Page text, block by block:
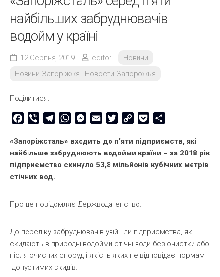
найбільших забруднювачів
водойм у країні
12 Серпня, 2019 editor
Новини
Новини Запоріжжя | Новости Запорожья
Поділитися:
Facebook
Viber TelegramWhatsAppMessenger
Email TwitterCopy
Pocket
«Запоріжсталь» входить до п’яти підприємств, які
найбільше забруднюють водойми країни – за 2018 рік
підприємство скинуло 53,8 мільйонів кубічних метрів
стічних вод.
Про це повідомляє Держводагенство.
До переліку забруднювачів увійшли підприємства, які
скидають в природні водойми стічні води без очистки або
після очисних споруд і якість яких не відповідає нормам
допустимих скидів.